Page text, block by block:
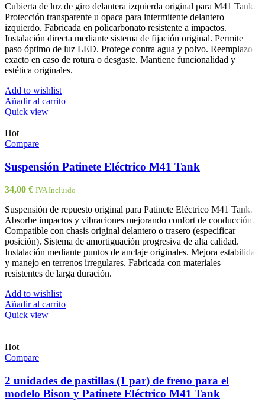
Cubierta de luz de giro delantera izquierda original para M41 Tank.
Protección transparente u opaca para intermitente delantero
izquierdo. Fabricada en policarbonato resistente a impactos.
Instalación directa mediante sistema de fijación original. Permite
paso óptimo de luz LED. Protege contra agua y polvo. Reemplazo
exacto en caso de rotura o desgaste. Mantiene funcionalidad y
estética originales.
Add to wishlist
Añadir al carrito
Quick view
Hot
Compare
Suspensión Patinete Eléctrico M41 Tank
34,00 € IVA Incluido
Suspensión de repuesto original para Patinete Eléctrico M41 Tank.
Absorbe impactos y vibraciones mejorando confort de conducción.
Compatible con chasis original delantero o trasero (especificar
posición). Sistema de amortiguación progresiva de alta calidad.
Instalación mediante puntos de anclaje originales. Mejora estabilidad
y manejo en terrenos irregulares. Fabricada con materiales
resistentes de larga duración.
Add to wishlist
Añadir al carrito
Quick view
Hot
Compare
2 unidades de pastillas (1 par) de freno para el
modelo Bison y Patinete Eléctrico M41 Tank